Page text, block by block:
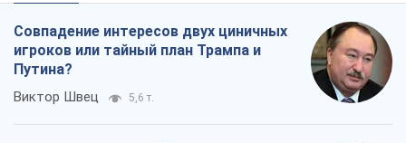
Совпадение интересов двух циничных
игроков или тайный план Трампа и
Путина?
Виктор Швец 5,6 т.